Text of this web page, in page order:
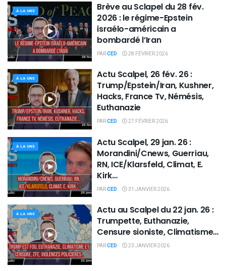
À LA UNE
Brève au Sclapel du 28 fév.
2026 : le régime-Epstein
israélo-américain a
bombardé l’Iran
PARCED 28 FÉVRIER 2026
À LA UNE
Actu Scalpel, 26 fév. 26 :
Trump/Epstein/Iran, Kushner,
Hacks, France Tv, Némésis,
Euthanazie
PARCED 27 FÉVRIER 2026
À LA UNE
Actu Scalpel, 29 jan. 26 :
Morandini/Cnews, Guerriau,
RN, ICE/Klarsfeld, Climat, E.
Kirk…
PARCED 31 JANVIER 2026
À LA UNE
Actu au Scalpel du 22 jan. 26 :
Trumpette, Euthanazie,
Censure sioniste, Climatisme…
PARCED 23 JANVIER 2026